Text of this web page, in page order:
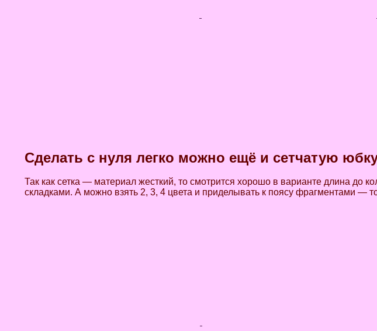
Сделать с нуля легко можно ещё и сетчатую
Так как сетка — материал жесткий, то смотрится хорошо в варианте длина до
складками. А можно взять 2, 3, 4 цвета и приделывать к поясу фрагментами —